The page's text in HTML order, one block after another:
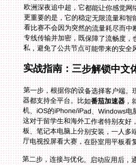
私，避免了公共节点可能带来的安全
实战指南：三步解锁中文
第一步，根据你的设备选择客户端。
器都支持全平台。比如番茄加速器，
机、
这对于
板、笔
厅电视投屏看大赛，在卧室用平板看
第二步，连接与优化。启动应用后，
能连接。但如果你想追求极致体验
加速”或“游戏加速”这类精选线路。
专线，就是为了高清视频和低延迟场
免看球赛时关键时刻的画面缓冲。售
技术团队，意味着如果你遇到任何连